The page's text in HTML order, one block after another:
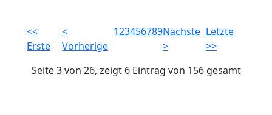
<<
Erste
<
Vorherige
123456789Nächste
>
Letzte
>>
Seite 3 von 26, zeigt 6 Eintrag von 156 gesamt